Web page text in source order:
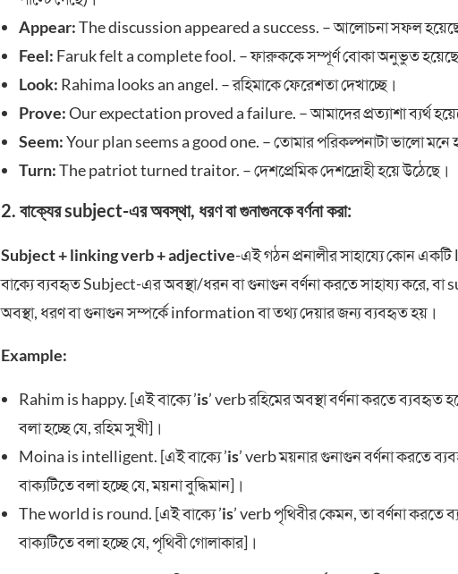
Appear:The discussion appeared a success. – আলোচনা সফল
Feel: Faruk felt a complete fool. – ফারুককে সম্পূর্ণ বোকা অনুভুত
Look: Rahima looks an angel. – রহিমাকে ফেরেশতা দেখাচ্ছে।
Prove:Our expectation proved a failure. – আমাদের প্রত্যাশা ব্যর্থ
Seem:Your plan seems a good one. – তোমার পরিকল্পনাটা ভালো মনে
Turn:The patriot turned traitor. – দেশপ্রেমিক দেশদ্রোহী হয়ে উঠেছে।
2. বাক্যের subject-এর অবস্থা, ধরণ বা গুনাগুনকে বর্ণনা করা:
Subject + linking verb + adjective-এই গঠন প্রনালীর সাহায্যে কোন
বাক্যে ব্যবহৃত Subject-এর অবস্থা/ধরন বা গুনাগুন বর্ণনা করতে সাহায্য করে,
অবস্থা, ধরণ বা গুনাগুন সম্পর্কে information বা তথ্য দেয়ার জন্য ব্যবহৃত হয়।
Example:
Rahim is happy. [এই বাক্যে ’is’ verb রহিমের অবস্থা বর্ণনা করতে ব্যবহৃত
বলা হচ্ছে যে, রহিম সুখী]।
Moina is intelligent. [এই বাক্যে ’is’ verb ময়নার গুনাগুন বর্ণনা করতে
বাক্যটিতে বলা হচ্ছে যে, ময়না বুদ্ধিমান]।
The world is round. [এই বাক্যে ’is’ verb পৃথিবীর কেমন, তা বর্ণনা করতে
বাক্যটিতে বলা হচ্ছে যে, পৃথিবী গোলাকার]।